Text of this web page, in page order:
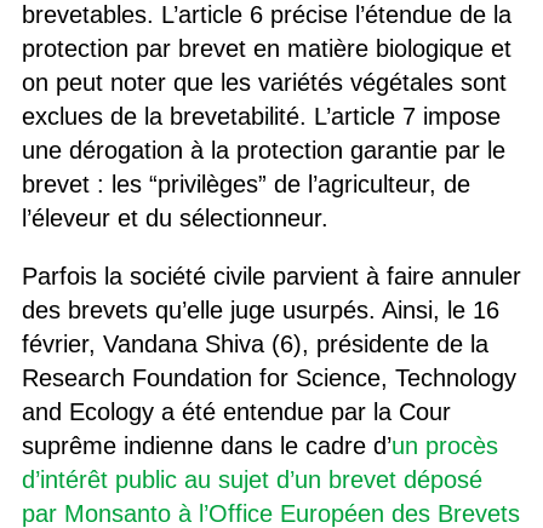
brevetables. L’article 6 précise l’étendue de la
protection par brevet en matière biologique et
on peut noter que les variétés végétales sont
exclues de la brevetabilité. L’article 7 impose
une dérogation à la protection garantie par le
brevet : les “privilèges” de l’agriculteur, de
l’éleveur et du sélectionneur.
Parfois la société civile parvient à faire annuler
des brevets qu’elle juge usurpés. Ainsi, le 16
février, Vandana Shiva (6), présidente de la
Research Foundation for Science, Technology
and Ecology a été entendue par la Cour
suprême indienne dans le cadre d’un procès
d’intérêt public au sujet d’un brevet déposé
par Monsanto à l’Office Européen des Brevets